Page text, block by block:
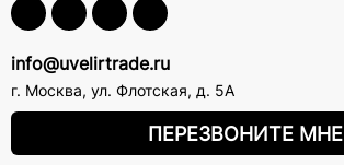
info@uvelirtrade.ru
г. Москва, ул. Флотская, д. 5А
ПЕРЕЗВОНИТЕ МНЕ